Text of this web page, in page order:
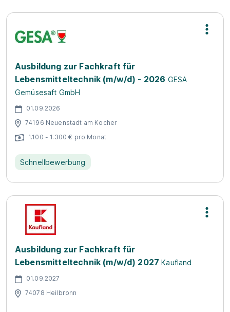
Ausbildung zur Fachkraft für
Lebensmitteltechnik (m/w/d) - 2026 GESA
Gemüsesaft GmbH
01.09.2026
74196 Neuenstadt am Kocher
1.100 - 1.300 € pro Monat
Schnellbewerbung
Ausbildung zur Fachkraft für
Lebensmitteltechnik (m/w/d) 2027 Kaufland
01.09.2027
74078 Heilbronn